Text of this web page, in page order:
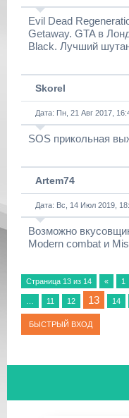
Evil Dead
Getaway. GTA в
Black. Лучший
Skorel
Дата: Пн, 21 Авг 2017,
SOS прикольная
Artem74
Дата: Вс, 14 Июл 2019,
Возможно
Modern combat и
Страница 13 из 14 « 1
11 12 13 14